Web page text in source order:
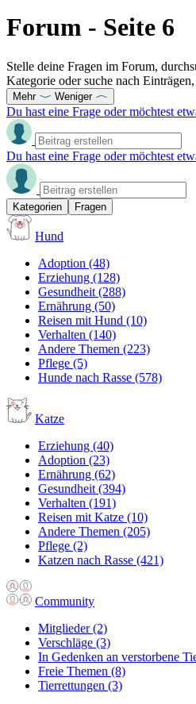
Forum - Seite 6
Stelle deine Fragen im Forum,
Kategorie oder suche nach
Mehr Weniger
Du hast eine Frage oder möchtest
Du hast eine Frage oder möchtest
Kategorien Fragen
Hund
Adoption (48)
Erziehung (128)
Gesundheit (288)
Ernährung (50)
Reisen mit Hund (10)
Verhalten (140)
Andere Themen (223)
Pflege (5)
Hunde nach Rasse (578)
Katze
Erziehung (40)
Adoption (23)
Ernährung (62)
Gesundheit (394)
Verhalten (191)
Reisen mit Katze (10)
Andere Themen (205)
Pflege (2)
Katzen nach Rasse (421)
Community
Mitglieder(2)
Verschläge (3)
In Gedenken an verstorbene
Freie Themen (8)
Tierrettungen (3)